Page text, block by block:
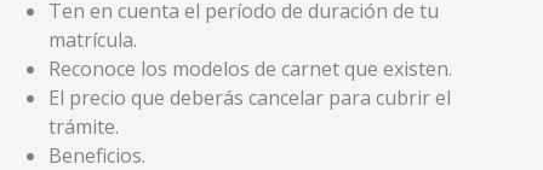
Ten en cuenta el período de duración de tu
matrícula.
Reconoce los modelos de carnet que existen.
El precio que deberás cancelar para cubrir el
trámite.
Beneficios.